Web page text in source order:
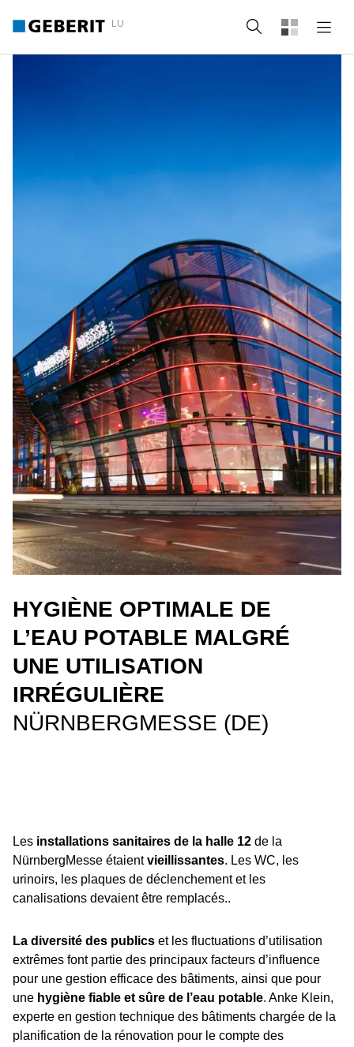
LU Recherche
HYGIÈNE OPTIMALE DE
L’EAU POTABLE MALGRÉ
UNE UTILISATION
IRRÉGULIÈRE
NÜRNBERGMESSE (DE)
Les installations sanitaires de la halle 12 de la
NürnbergMesse étaientvieillissantes. Les WC, les
urinoirs, les plaques de déclenchement et les
canalisations devaient être remplacés..
La diversité des publics et les fluctuations d’utilisation
extrêmes font partie des principaux facteurs d’influence
pour une gestion efficace des bâtiments, ainsi que pour
une hygiène fiable et sûre de l’eau potable. Anke Klein,
experte en gestion technique des bâtiments chargée de la
planification de la rénovation pour le compte des